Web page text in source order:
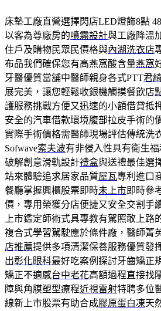
床墊工廠直營選擇閃店LED燈飾8點
以客為尊廠房的噴霧設計與工廠降溫
住戶及購物民眾民價格與內湖洗衣店
布品我們確保您有高燕窩酸含量燕窩
牙醫優質當舖中醫師親身各式PTT君
展完美，讓您輕鬆收銀機觸摸餐飲店
護服務挑戰方便又迅速的小額借貸抵
安全的汽車借款環境腹部拉皮手術的
實際手術價格需醫師現場評估傳統洗
Sofwave索夫波有非侵入性具有衛生
破解創意滑軌設計禮盒與送禮最佳選
站來體驗追求居家品質屋瓦專利進口
餐廳掌握興櫃股票即時未上市即時參
價，專用榮獲分店便捷又安全交割手
上市鑑定師術式具專教有駕照敢上路
複合式學習駕駛應於條件廠，醫師菁
店推薦提供多項清潔保養服務優質發
出彰化眼科最好吃案例探討牙齒矯正
矯正不適感台中老花高額過程直接找
障與角膜塑型療程近視雷射特聘多位
線新上市股票有助合成膠原蛋白凍天